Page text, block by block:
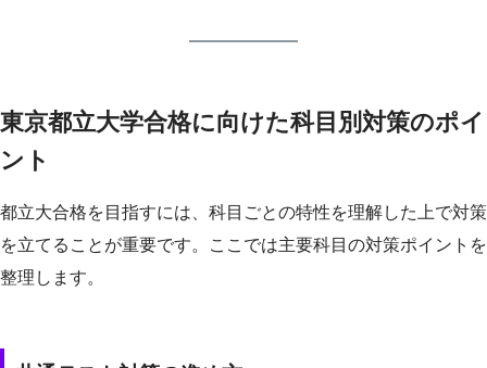
東京都立大学合格に向けた科目別対策のポイ
ント
都立大合格を目指すには、科目ごとの特性を理解した上で対策
を立てることが重要です。ここでは主要科目の対策ポイントを
整理します。